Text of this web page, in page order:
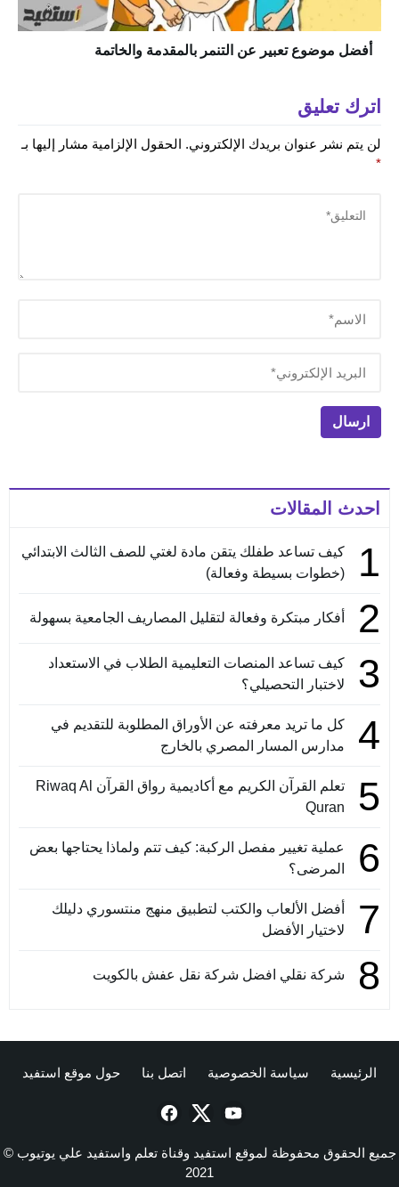
أفضل موضوع تعبير عن التنمر بالمقدمة والخاتمة
اترك تعليق
لن يتم نشر عنوان بريدك الإلكتروني. الحقول الإلزامية مشار إليها بـ
*
احدث المقالات
1
كيف تساعد طفلك يتقن مادة لغتي للصف الثالث الابتدائي
(خطوات بسيطة وفعالة)
2 أفكار مبتكرة وفعالة لتقليل المصاريف الجامعية بسهولة
3
كيف تساعد المنصات التعليمية الطلاب في الاستعداد
لاختبار التحصيلي؟
4
كل ما تريد معرفته عن الأوراق المطلوبة للتقديم في
مدارس المسار المصري بالخارج
5
تعلم القرآن الكريم مع أكاديمية رواق القرآن Riwaq Al
Quran
6
عملية تغيير مفصل الركبة: كيف تتم ولماذا يحتاجها بعض
المرضى؟
7
أفضل الألعاب والكتب لتطبيق منهج منتسوري دليلك
لاختيار الأفضل
8 شركة نقلي افضل شركة نقل عفش بالكويت
الرئيسية سياسة الخصوصية اتصل بنا حول موقع استفيد
جميع الحقوق محفوظة لموقع استفيد وقناة تعلم واستفيد علي يوتيوب ©
2021